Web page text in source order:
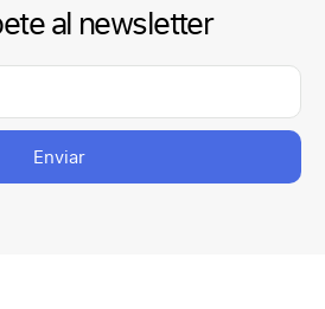
al newsletter
Enviar